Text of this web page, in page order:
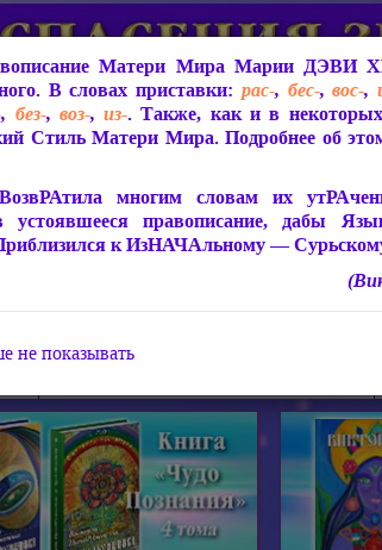
Матери Мира
Матери Мира Марии ДЭВИ
В словах приставки: рас-, бес-,вос-,
, без-, воз-,из-. Также, как и в
Стиль Матери Мира. Подробнее об
многим словам их
устоявшееся правописание, дабы
к ИзНАЧАльному —
не показывать